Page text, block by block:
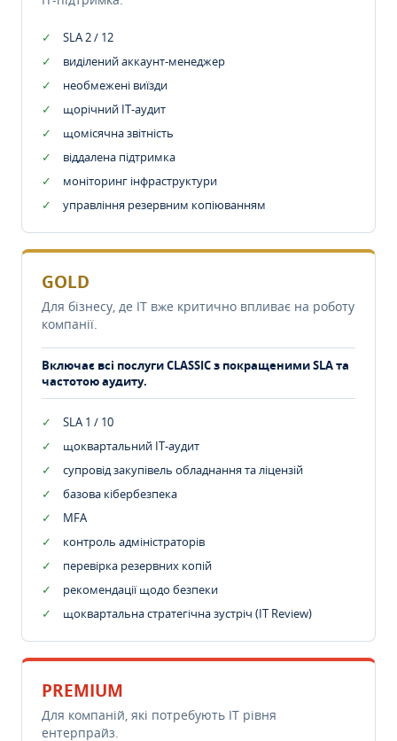
SLA 2 / 12
виділений аккаунт-менеджер
необмежені виїзди
щорічний IT-аудит
щомісячна звітність
віддалена підтримка
моніторинг інфраструктури
управління резервним копіюванням
GOLD
Для бізнесу, де IT вже критично впливає на роботу
компанії.
Включає всі послуги CLASSIC з покращеними SLA та
частотою аудиту.
SLA 1 / 10
щоквартальний IT-аудит
супровід закупівель обладнання та ліцензій
базова кібербезпека
MFA
контроль адміністраторів
перевірка резервних копій
рекомендації щодо безпеки
щоквартальна стратегічна зустріч (IT Review)
PREMIUM
Для компаній, які потребують ІТ рівня
ентерпрайз.